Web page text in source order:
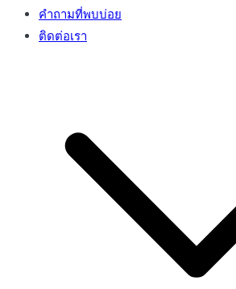
คำถามที่พบบ่อย
ติดต่อเรา